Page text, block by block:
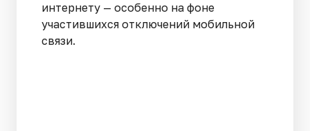
интернету — особенно на фоне
участившихся отключений мобильной
связи.